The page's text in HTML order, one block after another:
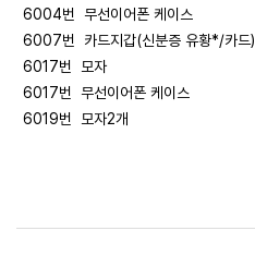
6004번 무선이어폰 케이스
6007번 카드지갑(신분증 유황*/카드)
6017번 모자
6017번 무선이어폰 케이스
6019번 모자2개